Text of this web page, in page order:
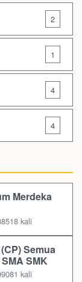
2
1
4
4
Merdeka
kali
Semua
SMK
kali